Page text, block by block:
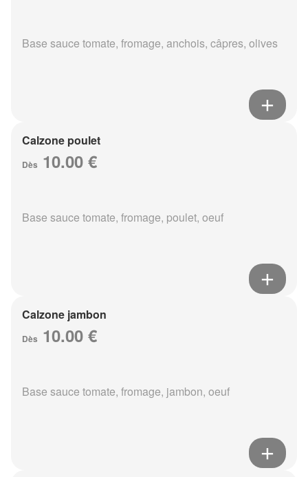
Base sauce tomate, fromage, anchois, câpres, olives
Calzone poulet
Dès 10.00 €
Base sauce tomate, fromage, poulet, oeuf
Calzone jambon
Dès 10.00 €
Base sauce tomate, fromage, jambon, oeuf